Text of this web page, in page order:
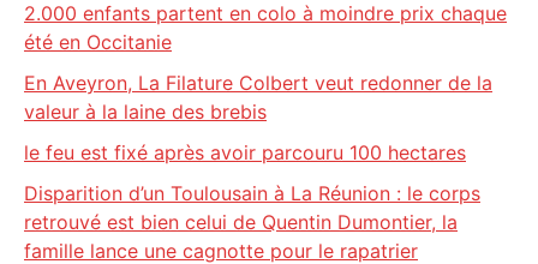
2.000 enfants partent en colo à moindre prix chaque
été en Occitanie
En Aveyron, La Filature Colbert veut redonner de la
valeur à la laine des brebis
le feu est fixé après avoir parcouru 100 hectares
Disparition d’un Toulousain à La Réunion : le corps
retrouvé est bien celui de Quentin Dumontier, la
famille lance une cagnotte pour le rapatrier